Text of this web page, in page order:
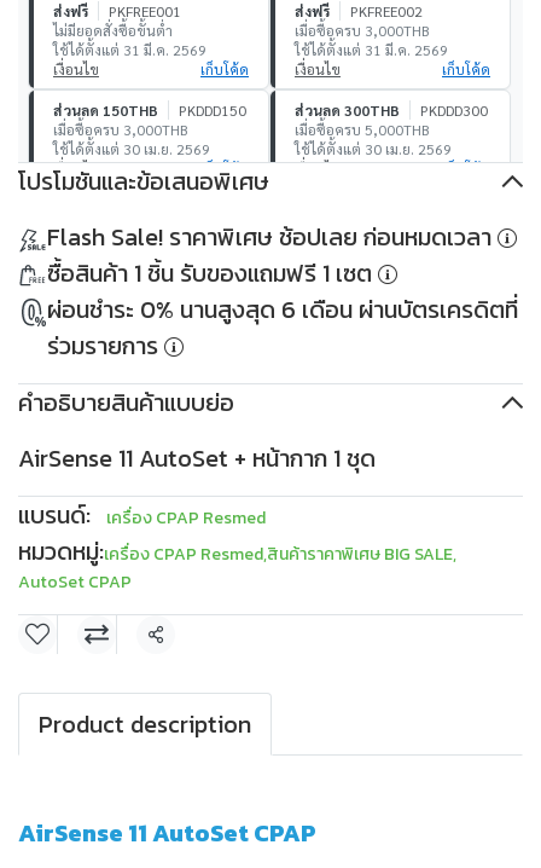
ส่งฟรี
PKFREE001
ไม่มียอดสั่งซื้อขั้นต่ำ
ใช้ได้ตั้งแต่ 31 มี.ค. 2569
เงื่อนไข
เก็บโค้ด
ส่งฟรี
PKFREE002
เมื่อซื้อครบ 3,000THB
ใช้ได้ตั้งแต่ 31 มี.ค. 2569
เงื่อนไข
เก็บโค้ด
ส่วนลด 150THB
PKDDD150
เมื่อซื้อครบ 3,000THB
ใช้ได้ตั้งแต่ 30 เม.ย. 2569
เงื่อนไข
เก็บโค้ด
ส่วนลด 300THB
PKDDD300
เมื่อซื้อครบ 5,000THB
ใช้ได้ตั้งแต่ 30 เม.ย. 2569
เงื่อนไข
เก็บโค้ด
เมื่อซื้อครบ 10,000THB
ใช้ได้ตั้งแต่ 30 เม.ย. 2569
เงื่อนไข
เก็บโค้ด
PKDDD1000
เมื่อซื้อครบ 30,000THB
ใช้ได้ตั้งแต่ 30 เม.ย. 2569
เงื่อนไข
โปรโมชันและข้อเสนอพิเศษ
Flash Sale! ราคาพิเศษ ช้อปเลย ก่อนหมดเวลา
ซื้อสินค้า 1 ชิ้น รับของแถมฟรี 1 เซต
ผ่อนชำระ 0% นานสูงสุด 6 เดือน ผ่านบัตรเครดิตที่
ร่วมรายการ
คำอธิบายสินค้าแบบย่อ
AirSense 11 AutoSet + หน้ากาก 1 ชุด
แบรนด์:
เครื่อง CPAP Resmed
หมวดหมู่:เครื่อง CPAP Resmed,สินค้าราคาพิเศษ BIG SALE,
AutoSet CPAP
แชร์
Product description
AirSense 11 AutoSet CPAP